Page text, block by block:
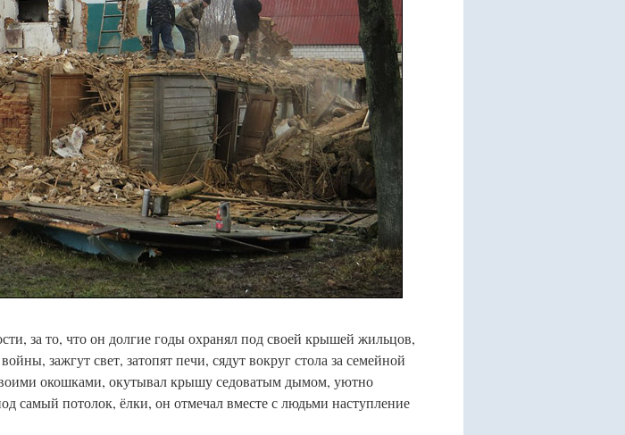
за то, что он долгие годы охранял под своей крышей жильцов,
зажгут свет, затопят печи, сядут вокруг стола за семейной
окошками, окутывал крышу седоватым дымом, уютно
самый потолок, ёлки, он отмечал вместе с людьми наступление